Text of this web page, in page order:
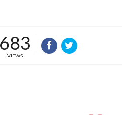
683
VIEWS